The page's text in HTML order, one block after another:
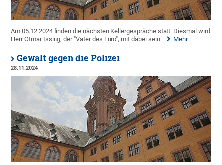
Am 05.12.2024 finden die nächsten Kellergespräche statt. Diesmal wird
Herr Otmar Issing, der "Vater des Euro", mit dabei sein.
Mehr
Gewalt gegen die Polizei
28.11.2024